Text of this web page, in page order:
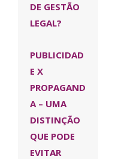
DE GESTÃO
LEGAL?
PUBLICIDAD
E X
PROPAGAND
A – UMA
DISTINÇÃO
QUE PODE
EVITAR